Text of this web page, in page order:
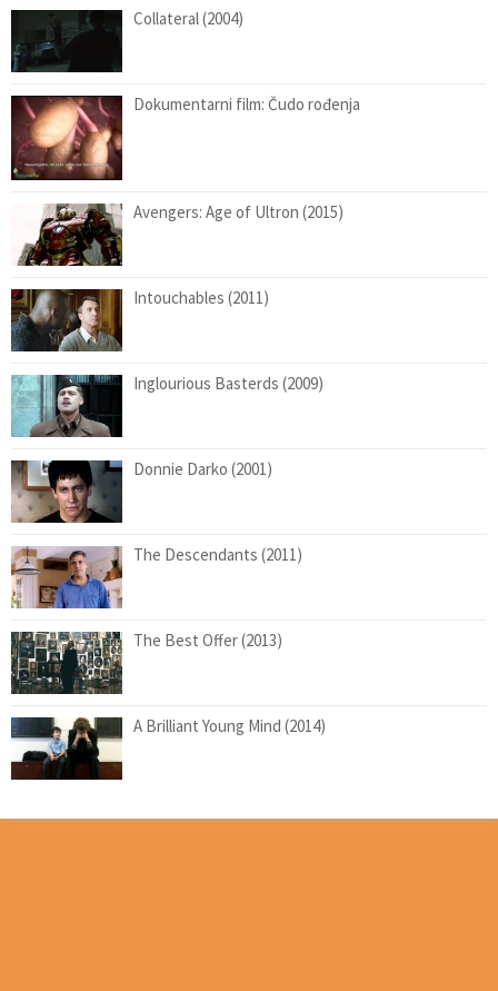
Collateral (2004)
Dokumentarni film: Čudo rođenja
Avengers: Age of Ultron (2015)
Intouchables (2011)
Inglourious Basterds (2009)
Donnie Darko (2001)
The Descendants (2011)
The Best Offer (2013)
A Brilliant Young Mind (2014)